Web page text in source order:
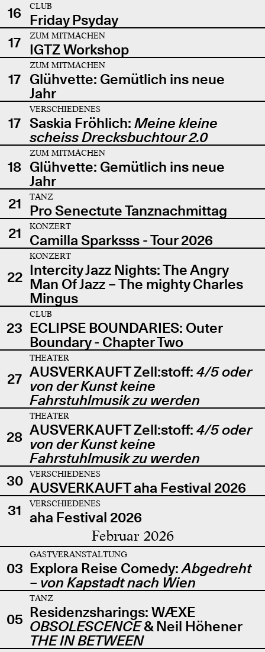
16
CLUB
Friday Psyday
17
ZUM MITMACHEN
IGTZ Workshop
17
ZUM MITMACHEN
Glühvette: Gemütlich ins neue
Jahr
17
VERSCHIEDENES
Saskia Fröhlich: Meine kleine
scheiss Drecksbuchtour 2.0
18
ZUM MITMACHEN
Glühvette: Gemütlich ins neue
Jahr
21
TANZ
Pro Senectute Tanznachmittag
21
KONZERT
Camilla Sparksss - Tour 2026
22
KONZERT
Intercity Jazz Nights: The Angry
Man Of Jazz – The mighty Charles
Mingus
23
CLUB
ECLIPSE BOUNDARIES: Outer
Boundary - Chapter Two
27
THEATER
AUSVERKAUFT Zell:stoff: 4/5 oder
von der Kunst keine
Fahrstuhlmusik zu werden
28
THEATER
AUSVERKAUFT Zell:stoff: 4/5 oder
von der Kunst keine
Fahrstuhlmusik zu werden
30
VERSCHIEDENES
AUSVERKAUFT aha Festival 2026
31
VERSCHIEDENES
aha Festival 2026
Februar 2026
03
GASTVERANSTALTUNG
Explora Reise Comedy:Abgedreht
– von Kapstadt nach Wien
05
TANZ
Residenzsharings: WÆXE
OBSOLESCENCE& Neil Höhener
THE IN BETWEEN